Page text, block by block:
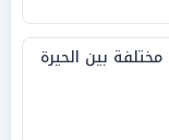
بين الحيرة